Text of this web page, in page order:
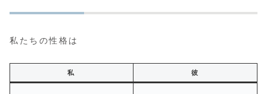
私たちの性格は
私 彼